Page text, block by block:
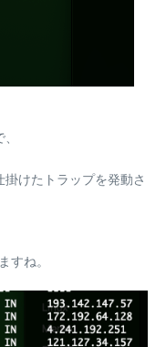
けたトラップを発動さ
すね。